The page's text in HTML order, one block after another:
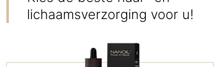
lichaamsverzorging voor u!